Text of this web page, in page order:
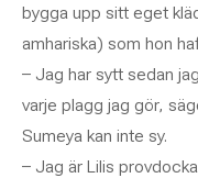
bygga upp sitt eget
amhariska) som hon
– Jag har sytt sedan
varje plagg jag gör,
Sumeya kan inte sy.
– Jag är Lilis